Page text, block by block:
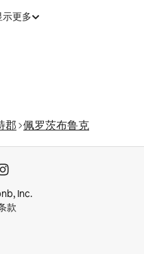
示更多
郡 佩罗茨布鲁克
Inc.
款